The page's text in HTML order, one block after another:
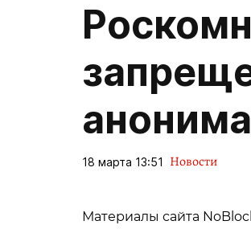
18 марта 13:51 Новости
Материалы сайта